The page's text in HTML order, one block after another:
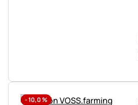
-10,0%